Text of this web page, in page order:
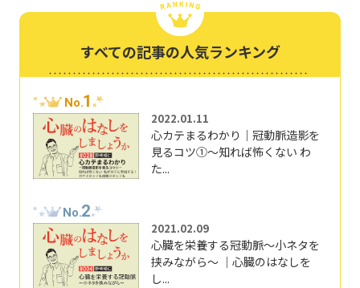
すべての記事の人気ランキング
No.1
2022.01.11
心カテまるわかり｜冠動脈造影を
見るコツ①～知れば怖くない わ
た...
No.2
2021.02.09
心臓を栄養する冠動脈～小ネタを
挟みながら～ ｜心臓のはなしを
し...